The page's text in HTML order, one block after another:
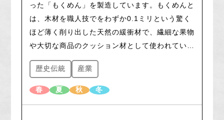
った「もくめん」を製造しています。もくめんと
は、木材を職人技でをわずか0.1ミリという驚く
ほど薄く削り出した天然の緩衝材で、繊細な果物
や大切な商品のクッション材として使われていま
す。
工場内は木の香りがふんわり漂い、まるで自然の
中にいるような心地よさを感じられます。工場見
歴史伝統 産業
春 夏 秋 冬